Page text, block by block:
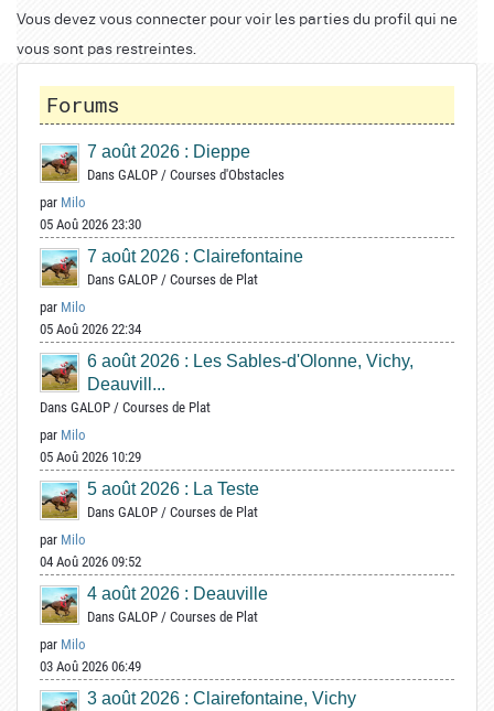
Vous devez vous connecter pour voir les parties du profil qui ne
vous sont pas restreintes.
Forums
7 août 2026 : Dieppe
Dans GALOP / Courses d'Obstacles
par Milo
05 Aoû 2026 23:30
7 août 2026 : Clairefontaine
Dans GALOP / Courses de Plat
par Milo
05 Aoû 2026 22:34
6 août 2026 : Les Sables-d'Olonne, Vichy,
Deauvill...
Dans GALOP / Courses de Plat
par Milo
05 Aoû 2026 10:29
5 août 2026 : La Teste
Dans GALOP / Courses de Plat
par Milo
04 Aoû 2026 09:52
4 août 2026 : Deauville
Dans GALOP / Courses de Plat
par Milo
03 Aoû 2026 06:49
3 août 2026 : Clairefontaine, Vichy